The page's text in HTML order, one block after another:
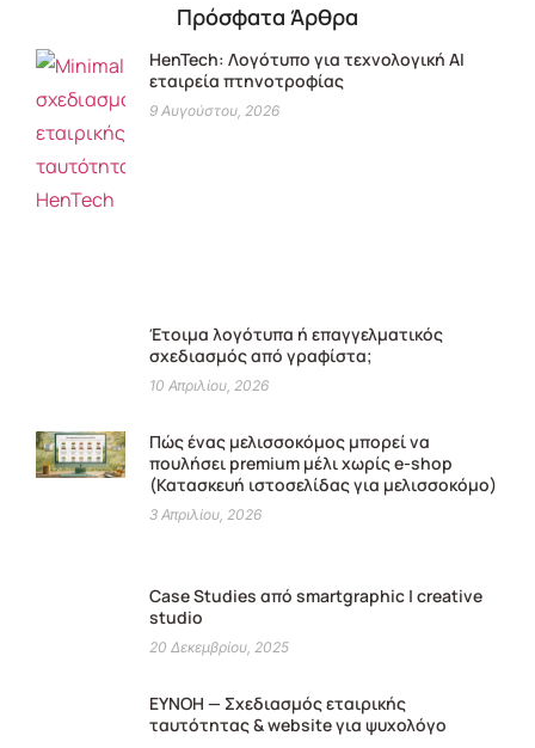
Πρόσφατα Άρθρα
HenTech: Λογότυπο για τεχνολογική ΑΙ
εταιρεία πτηνοτροφίας
9 Αυγούστου, 2026
Έτοιμα λογότυπα ή επαγγελματικός
σχεδιασμός από γραφίστα;
10 Απριλίου, 2026
Πώς ένας μελισσοκόμος μπορεί να
πουλήσει premium μέλι χωρίς e-shop
(Κατασκευή ιστοσελίδας για μελισσοκόμο)
3 Απριλίου, 2026
Case Studies από smartgraphic | creative
studio
20 Δεκεμβρίου, 2025
ΕΥΝΟΗ — Σχεδιασμός εταιρικής
ταυτότητας & website για ψυχολόγο